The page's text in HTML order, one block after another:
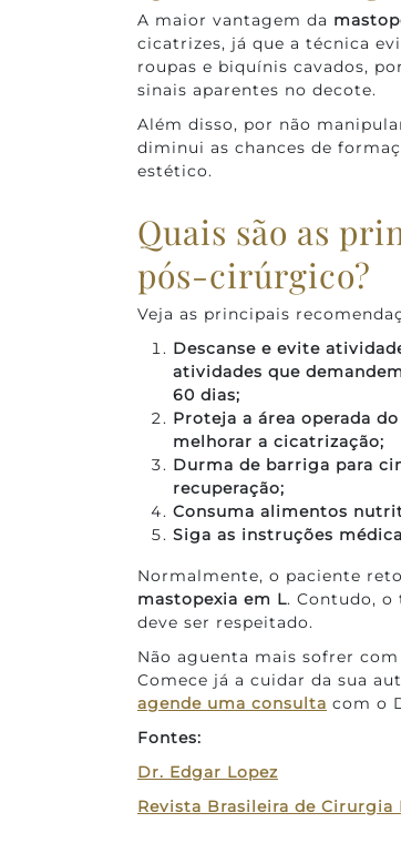
A maior vantagem da
cicatrizes, já que a técnica
roupas e biquínis cavados,
sinais aparentes no decote.
Além disso, por não
diminui as chances de
estético.
Quais são as
pós-cirúrgico?
Veja as principais
Descanse e evite
atividades que
60 dias;
Proteja a área operada
melhorar a cicatrização;
Durma de barriga para
recuperação;
Consuma alimentos
Siga as instruções
Normalmente, o paciente
mastopexia em L. Contudo, o
deve ser respeitado.
Não aguenta mais sofrer
Comece já a cuidar da sua
agende uma consulta com o
Fontes:
Dr. Edgar Lopez
Revista Brasileira de Cirurgia